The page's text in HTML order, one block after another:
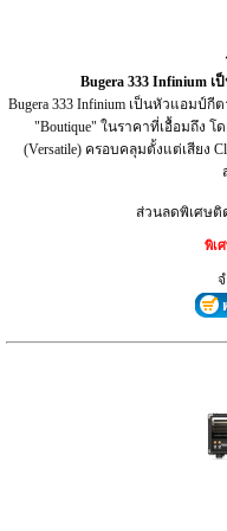
Bugera 333 Infinium
Bugera 333 Infinium เป็นหัวแอมป์
"Boutique" ในราคาที่เอื้อมถึง
(Versatile) ครอบคลุมตั้งแต่เสียง
ส่วนลดพิเศษติด
พิเ